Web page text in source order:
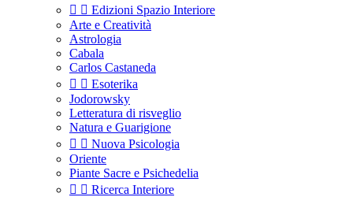
  Edizioni Spazio Interiore
Arte e Creatività
Astrologia
Cabala
Carlos Castaneda
  Esoterika
Jodorowsky
Letteratura di risveglio
Natura e Guarigione
  Nuova Psicologia
Oriente
Piante Sacre e Psichedelia
  Ricerca Interiore